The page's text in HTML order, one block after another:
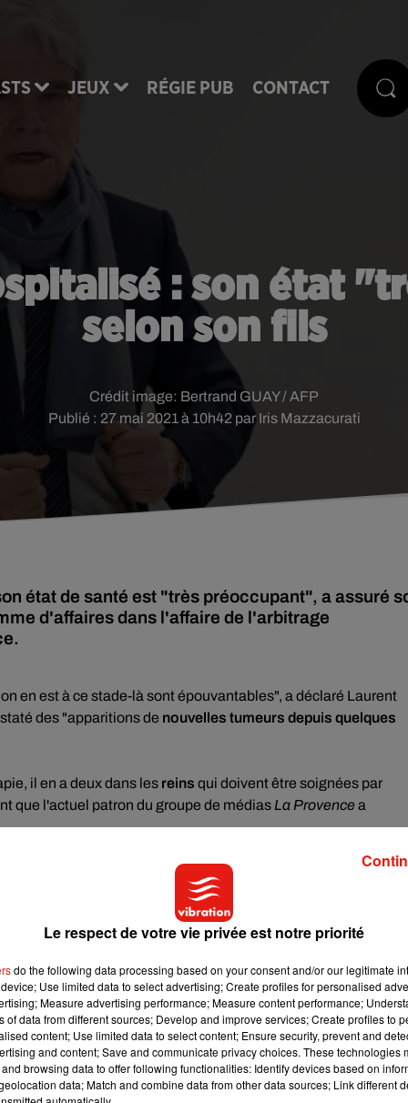
JEUX RÉGIE PUB CONTACT
: son état
selon son fils
Publié : 27 mai 2021 à 10h42 par Iris Mazzacurati
Crédit image: Bertrand GUAY / AFP
état de santé est "très préoccupant", a assuré
d'affaires dans l'affaire de l'arbitrage
en est à ce stade-là sont épouvantables", a déclaré Laurent
des "apparitions de nouvelles tumeurs depuis quelques
il en a deux dans les reins qui doivent être soignées par
que l'actuel patron du groupe de médias La Provencea
a sollicité mardi un report de son procès en appel
à son litige avec le Crédit Lyonnais
"au motif que ce renvoi serait contraire au respect du délai
motivé sa décision en soulignant que M. Tapie
instance.
de Bernard Tapie, relaxé en première instance, "est
Le respect de votre vie privée est notre priorité
do the following data processing based on your consent and/or our legitimate
Use limited data to select advertising; Create profiles for personalised
Measure advertising performance; Measure content performance;
of data from different sources; Develop and improve services; Create profiles to
content; Use limited data to select content; Ensure security, prevent and
and content; Save and communicate privacy choices. These technologies
browsing data to offer following functionalities: Identify devices based on
data; Match and combine data from other data sources; Link different